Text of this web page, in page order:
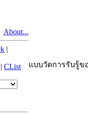
About...
|
| CList
แบบวัดการรับรู้ข